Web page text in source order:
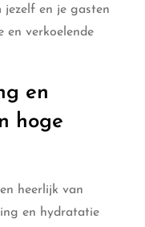
jezelf en je gasten
en verkoelende
en
hoge
heerlijk van
en hydratatie